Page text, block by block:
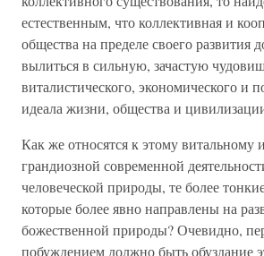
естественным, что коллективная и
общества на пределе своего развития
вылиться в сильную, зачастую
виталистического, экономического и
идеала жизни, общества и
Как же относятся к этому витальному
грандиозной современной
человеческой природы, те более
которые более явно направлены на
божественной природы? Очевидно,
побуждением должно быть обуздание